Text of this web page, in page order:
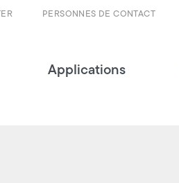
PERSONNES DE CONTACT
Applications